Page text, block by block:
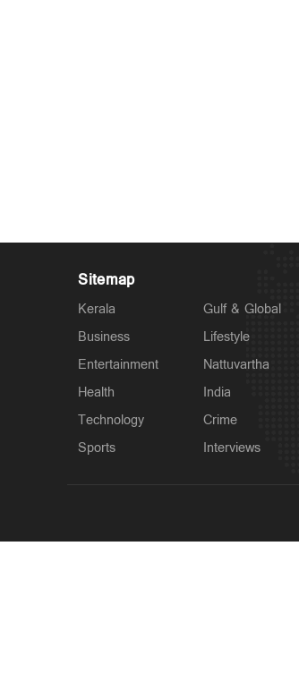
Sitemap
Kerala
Business
Entertainment
Health
Technology
Sports
Gulf & Global
Lifestyle
Nattuvartha
India
Crime
Interviews